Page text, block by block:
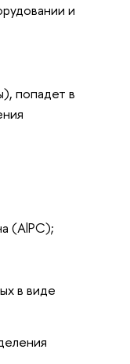
и
попадет в
(AlPC);
в виде